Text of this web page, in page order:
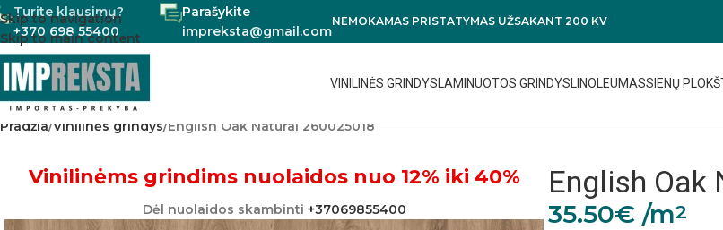
Skip to navigation
Skip to main content
Turite klausimų?
+370 698 55400
Parašykite
impreksta@gmail.com
NEMOKAMAS PRISTATYMAS UŽSAKANT 200 KV
VINILINĖS GRINDYS LAMINUOTOS GRINDYS LINOLEUMASSIENŲ
Pradžia Vinilinės grindys English Oak Natural 260025018
Vinilinėms grindims nuolaidos nuo 12% iki 40%
Dėl nuolaidos skambinti +37069855400
English Oak
35.50€ /m2